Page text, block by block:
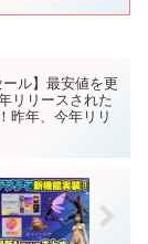
ール】最安値を更
リリースされた
昨年、今年リリ